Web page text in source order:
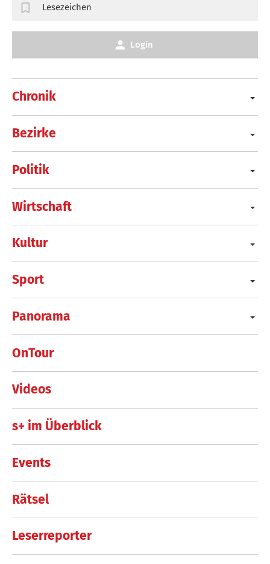
Chronik
Bezirke
Politik
Wirtschaft
Kultur
Sport
Panorama
OnTour
Videos
s+ im Überblick
Events
Rätsel
Leserreporter
Lesezeichen
Login